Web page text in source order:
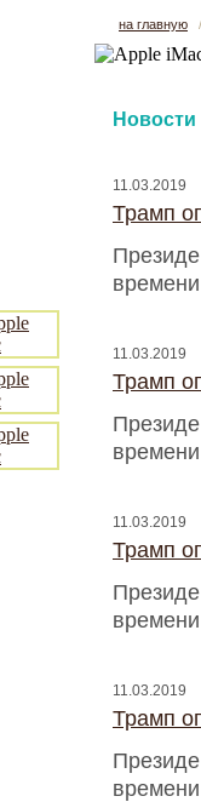
на главную
Новости
11.03.2019
Трамп
времени
11.03.2019
Трамп
времени
11.03.2019
Трамп
времени
11.03.2019
Трамп
времени